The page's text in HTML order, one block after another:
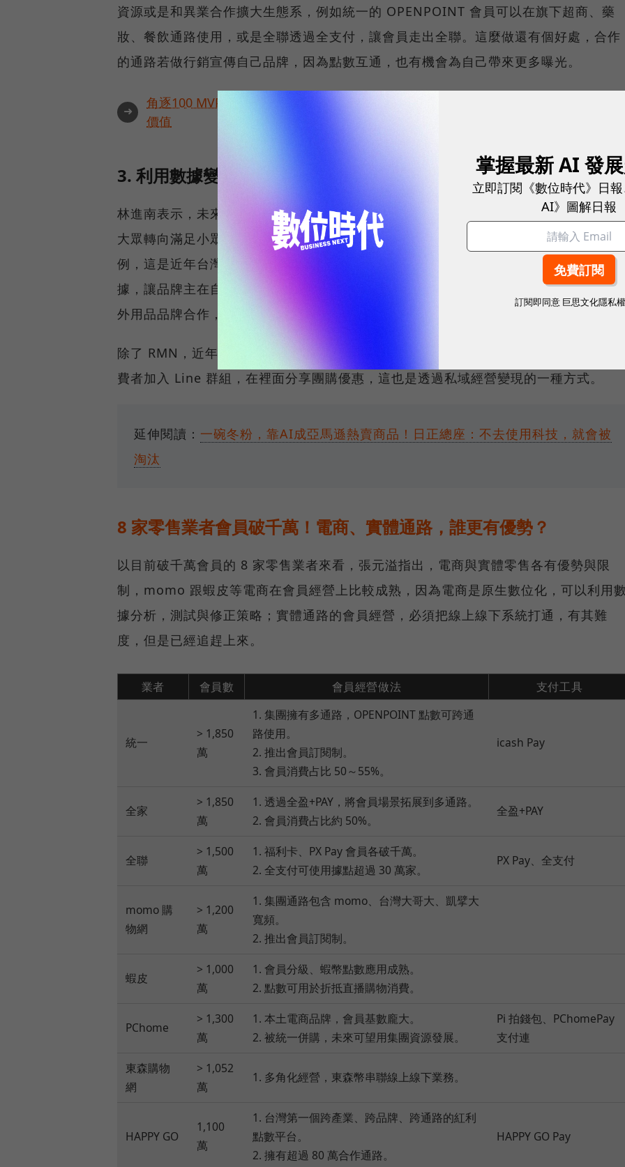
資源或是和異業合作擴大生態系，例如統一的 OPENPOINT 會員可以在旗下超商、藥
妝、餐飲通路使用，或是全聯透過全支付，讓會員走出全聯。這麼做還有個好處，合作
的通路若做行銷宣傳自己品牌，因為點數互通，也有機會為自己帶來更多曝光。
➜
角逐100 MVP盛典雙重榮耀！國際品牌X經理人特別肯定，展現AI時代最具潛力的核心
價值
3. 利用數據變現，挖掘會員需求：
林進南表示，未來零售商的會員經營會趨向利用既有數據，挖掘更多會員需求，從服務
大眾轉向滿足小眾利基市場。他以零售媒體聯播網（RMN，retail media network）
例，這是近年台灣大型零售業者正在嘗試的變現方式，因為擁有大量會員，可以分享數
據，讓品牌主在自家通路下廣告，比如超商會員數據顯示某群顧客熱衷露營，就能與戶
外用品品牌合作，延伸新消費。
除了 RMN，近年有些零售通路開始經營團購，例如在全家、統一超商就常見店員邀請
費者加入 Line 群組，在裡面分享團購優惠，這也是透過私域經營變現的一種方式。
延伸閱讀： 一碗冬粉，靠AI成亞馬遜熱賣商品！日正總座：不去使用科技，就會被
淘汰
8 家零售業者會員破千萬！電商、實體通路，誰更有優勢？
以目前破千萬會員的 8 家零售業者來看，張元溢指出，電商與實體零售各有優勢與限
制，momo 跟蝦皮等電商在會員經營上比較成熟，因為電商是原生數位化，可以利用
據分析，測試與修正策略；實體通路的會員經營，必須把線上線下系統打通，有其難
度，但是已經追趕上來。
業者 會員數 會員經營做法 支付工具
統一
> 1,850
萬
1. 集團擁有多通路，OPENPOINT 點數可跨通
路使用。
2. 推出會員訂閱制。
3. 會員消費占比 50～55%。
icash Pay
全家
> 1,850
萬
1. 透過全盈+PAY，將會員場景拓展到多通路。
2. 會員消費占比約 50%。
全盈+PAY
全聯
> 1,500
萬
1. 福利卡、PX Pay 會員各破千萬。
2. 全支付可使用據點超過 30 萬家。
PX Pay、全支付
momo 購
物網
> 1,200
萬
1. 集團通路包含 momo、台灣大哥大、凱擘大
寬頻。
2. 推出會員訂閱制。
蝦皮
> 1,000
萬
1. 會員分級、蝦幣點數應用成熟。
2. 點數可用於折抵直播購物消費。
PChome
> 1,300
萬
1. 本土電商品牌，會員基數龐大。
2. 被統一併購，未來可望用集團資源發展。
Pi 拍錢包、PChomePay
支付連
東森購物
網
> 1,052
萬
1. 多角化經營，東森幣串聯線上線下業務。
HAPPY GO
1,100
萬
1. 台灣第一個跨產業、跨品牌、跨通路的紅利
點數平台。
2. 擁有超過 80 萬合作通路。
HAPPY GO Pay
掌握最新 AI 發
立即訂閱《數位時代》日
AI》圖解日報
訂閱即同意 巨思文化隱私